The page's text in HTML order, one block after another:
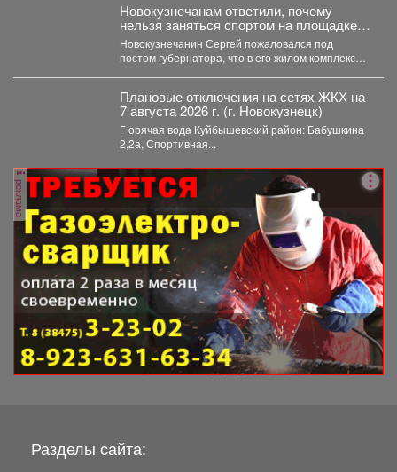
Новокузнечанам ответили, почему
нельзя заняться спортом на площадке
лицея
Новокузнечанин Сергей пожаловался под
постом губернатора, что в его жилом комплексе
Плановые отключения на сетях ЖКХ на
7 августа 2026 г. (г. Новокузнецк)
Г орячая вода Куйбышевский район: Бабушкина
2,2а, Спортивная...
реклама
Разделы сайта: